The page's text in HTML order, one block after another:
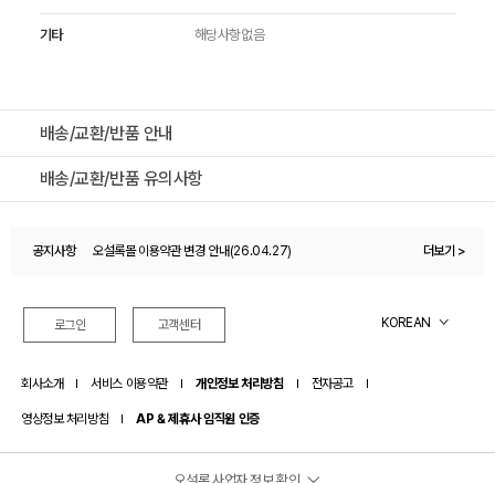
기타 해당사항없음
배송/교환/반품 안내
배송/교환/반품 유의사항
공지사항
오설록몰 이용약관 변경 안내(26.04.27)
더보기 >
로그인 고객센터 KOREAN
회사소개 서비스 이용약관 개인정보 처리방침 전자공고
영상정보 처리방침 AP & 제휴사 임직원 인증